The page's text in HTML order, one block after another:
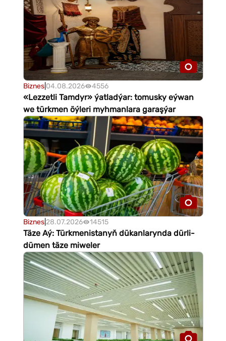
Biznes| 04.08.2026 4556
«Lezzetli Tamdyr» ýatladýar: tomusky eýwan
we türkmen öýleri myhmanlara garaşýar
Biznes|28.07.2026 14515
Täze Aý: Türkmenistanyň dükanlarynda dürli-
dümen täze miweler